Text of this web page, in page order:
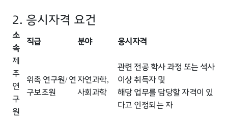
2. 응시자격 요건
소
속
직급 분야
응시자격
제
주
연
구
원
위촉 연구원/연
구보조원
자연과학,
사회과학
관련 전공 학사 과정 또는 석사
이상 취득자 및
해당 업무를 담당할 자격이 있
다고 인정되는 자